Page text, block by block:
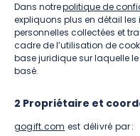
Dans notrepolitique de
expliquons plus en détail
personnelles collectées et
cadre de l’utilisation de
base juridique sur laquelle
basé.
2 Propriétaire et
gogift.com est délivré par :